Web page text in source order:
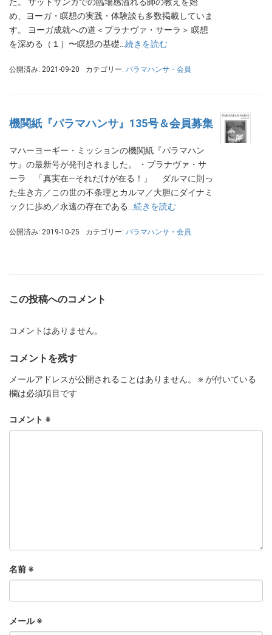
め、ヨーガ・瞑想の実践・体験談も多数掲載していま
す。 ヨーガ成就への道＜プラナヴァ・サーラ＞ 瞑想
を深める（１）〜瞑想の基礎… 続きを読む
公開済み: 2021-09-20 カテゴリー: パラマハンサ・会員
機関紙『パラマハンサ』135号＆会員募集
マハーヨーギー・ミッションの機関紙『パラマハン
サ』の最新号が発刊されました。 ・プラナヴァ・サ
ーラ 「真実在―それだけが在る！」 ダルマに則っ
た生き方／この世の不条理とカルマ／大胆にダイナミ
ックに歩め／永遠の存在である… 続きを読む
公開済み: 2019-10-25 カテゴリー: パラマハンサ・会員
この投稿へのコメント
コメントはありません。
コメントを残す
メールアドレスが公開されることはありません。 ※ が付いている
欄は必須項目です
コメント ※
名前 ※
メール※